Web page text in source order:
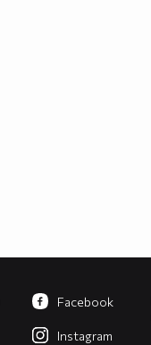
Facebook
Instagram